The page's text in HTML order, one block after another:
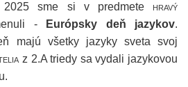
2025 sme si v predmete hravý
- Európsky deň jazykov.
majú všetky jazyky sveta svoj
z 2.A triedy sa vydali jazykovou